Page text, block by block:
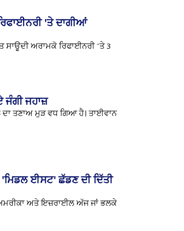
'ਤੇ ਦਾਗੀਆਂ
ਸਾਊਦੀ ਅਰਾਮਕੋ ਰਿਫਾਈਨਰੀ ’ਤੇ 3
ਜਹਾਜ਼
ਤਣਾਅ ਮੁੜ ਵਧ ਗਿਆ ਹੈ। ਤਾਈਵਾਨ
ਈਸਟ' ਛੱਡਣ ਦੀ ਦਿੱਤੀ
ਅਤੇ ਇਜ਼ਰਾਈਲ ਅੱਜ ਜਾਂ ਭਲਕੇ